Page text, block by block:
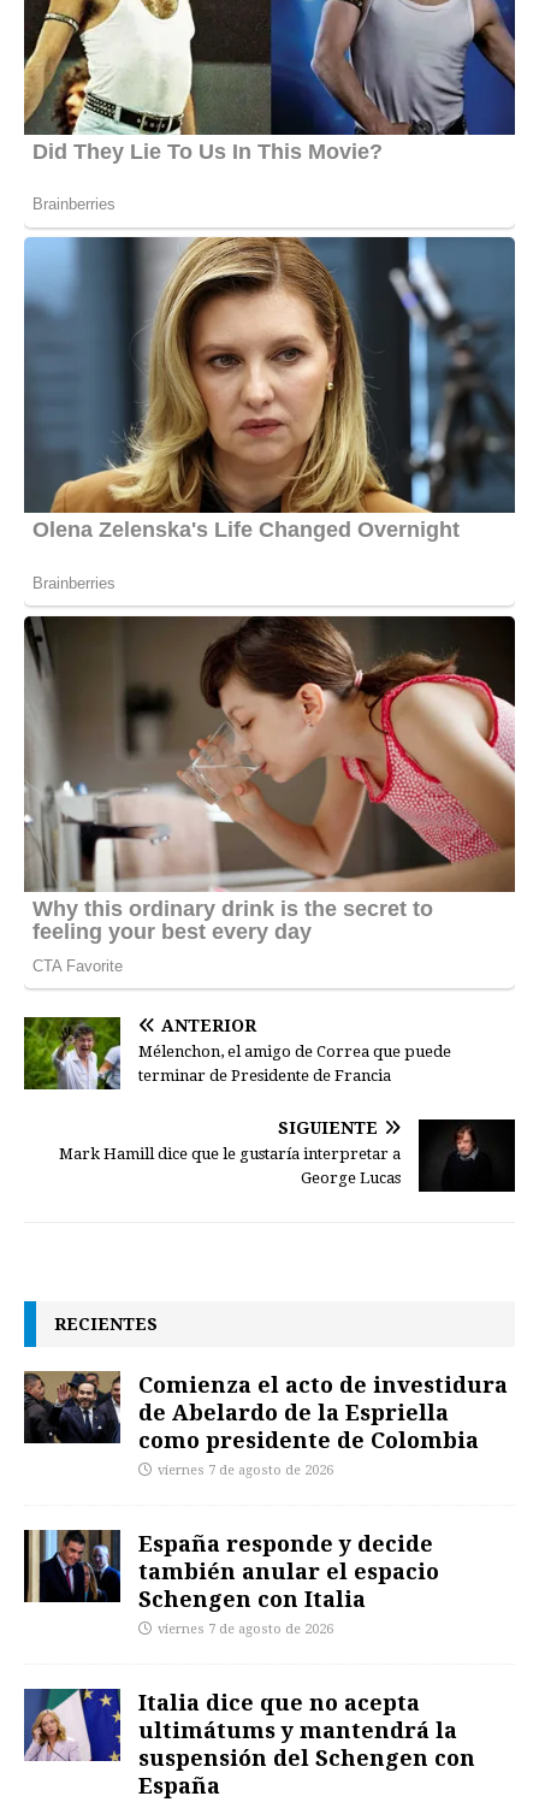
ANTERIOR
Mélenchon, el amigo de Correa que puede
terminar de Presidente de Francia
SIGUIENTE
Mark Hamill dice que le gustaría interpretar a
George Lucas
RECIENTES
Comienza el acto de investidura
de Abelardo de la Espriella
como presidente de Colombia
viernes 7 de agosto de 2026
España responde y decide
también anular el espacio
Schengen con Italia
viernes 7 de agosto de 2026
Italia dice que no acepta
ultimátums y mantendrá la
suspensión del Schengen con
España